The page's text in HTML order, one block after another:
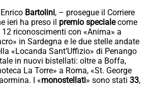
Bartolini, – prosegue il Corriere
ieri ha preso il premio specialecome
12 riconoscimenti con «Anima» a
in Sardegna e le due stelle andate
«Locanda Sant’Uffizio» di Penango
in nuovi bistellati: oltre a Boffa,
La Torre» a Roma, «St. George
I «monostellati» sono stati 33,